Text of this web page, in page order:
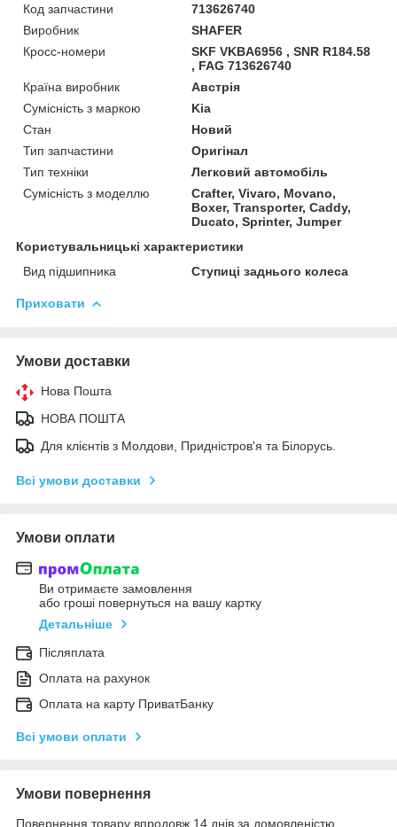
Код запчастини
713626740
Виробник
SHAFER
Кросс-номери
SKF VKBA6956 , SNR R184.58
, FAG 713626740
Країна виробник
Австрія
Сумісність з маркою
Kia
Стан
Новий
Тип запчастини
Оригінал
Тип техніки
Легковий автомобіль
Сумісність з моделлю
Crafter, Vivaro, Movano,
Boxer, Transporter, Caddy,
Ducato, Sprinter, Jumper
Користувальницькі характеристики
Вид підшипника
Ступиці заднього колеса
Приховати
Умови доставки
Нова Пошта
НОВА ПОШТА
Для клієнтів з Молдови, Придністров'я та Білорусь.
Всі умови доставки
Умови оплати
Ви отримаєте замовлення
або гроші повернуться на вашу картку
Детальніше
Післяплата
Оплата на рахунок
Оплата на карту ПриватБанку
Всі умови оплати
Умови повернення
Повернення товару впродовж 14 днів за домовленістю